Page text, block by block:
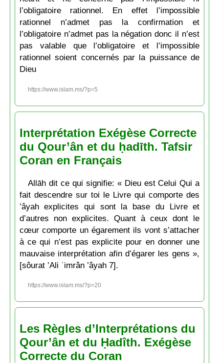
l’obligatoire rationnel. En effet l’impossible
rationnel n’admet pas la confirmation et
l’obligatoire n’admet pas la négation donc il n’est
pas valable que l’obligatoire et l’impossible
rationnel soient concernés par la puissance de
Dieu
https://www.islam.ms/?p=5
Interprétation Exégèse Correcte
du Qour’ân et du ḥadīth. Tafsir
Coran en Français
Allāh dit ce qui signifie: « Dieu est Celui Qui a
fait descendre sur toi le Livre qui comporte des
’âyah explicites qui sont la base du Livre et
d’autres non explicites. Quant à ceux dont le
cœur comporte un égarement ils vont s’attacher
à ce qui n’est pas explicite pour en donner une
mauvaise interprétation afin d’égarer les gens »,
[sôurat ’Ali ʿimrân ’âyah 7].
https://www.islam.ms/?p=20
Les Règles d’Interprétations du
Qour’ân et du Ḥadîth. Exégèse
Correcte du Coran